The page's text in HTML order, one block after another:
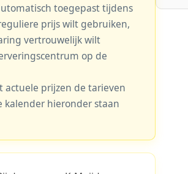
toegepast tijdens
prijs wilt gebruiken,
vertrouwelijk wilt
op de
actuele prijzen de tarieven
kalender hieronder staan